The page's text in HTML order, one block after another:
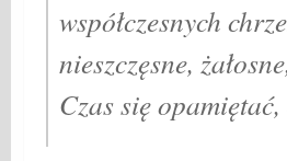
współczesnych
nieszczęsne,
Czas się